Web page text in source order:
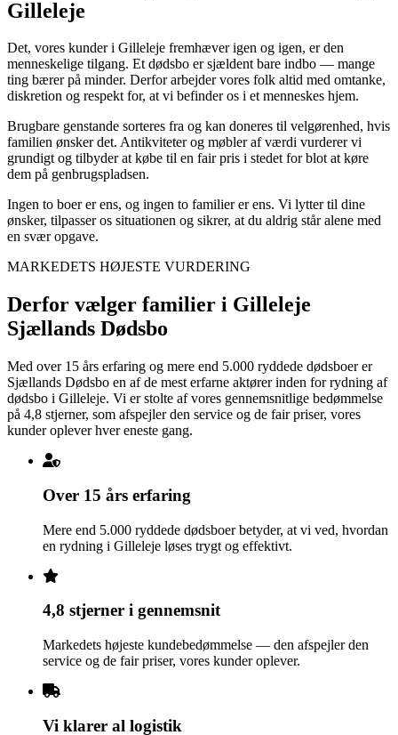
Gilleleje
Det, vores kunder i Gilleleje fremhæver igen og igen, er den
menneskelige tilgang. Et dødsbo er sjældent bare indbo — mange
ting bærer på minder. Derfor arbejder vores folk altid med omtanke,
diskretion og respekt for, at vi befinder os i et menneskes hjem.
Brugbare genstande sorteres fra og kan doneres til velgørenhed, hvis
familien ønsker det. Antikviteter og møbler af værdi vurderer vi
grundigt og tilbyder at købe til en fair pris i stedet for blot at køre
dem på genbrugspladsen.
Ingen to boer er ens, og ingen to familier er ens. Vi lytter til dine
ønsker, tilpasser os situationen og sikrer, at du aldrig står alene med
en svær opgave.
MARKEDETS HØJESTE VURDERING
Derfor vælger familier i Gilleleje
Sjællands Dødsbo
Med over 15 års erfaring og mere end 5.000 ryddede dødsboer er
Sjællands Dødsbo en af de mest erfarne aktører inden for rydning af
dødsbo i Gilleleje. Vi er stolte af vores gennemsnitlige bedømmelse
på 4,8 stjerner, som afspejler den service og de fair priser, vores
kunder oplever hver eneste gang.
Over 15 års erfaring
Mere end 5.000 ryddede dødsboer betyder, at vi ved, hvordan
en rydning i Gilleleje løses trygt og effektivt.
4,8 stjerner i gennemsnit
Markedets højeste kundebedømmelse — den afspejler den
service og de fair priser, vores kunder oplever.
Vi klarer al logistik